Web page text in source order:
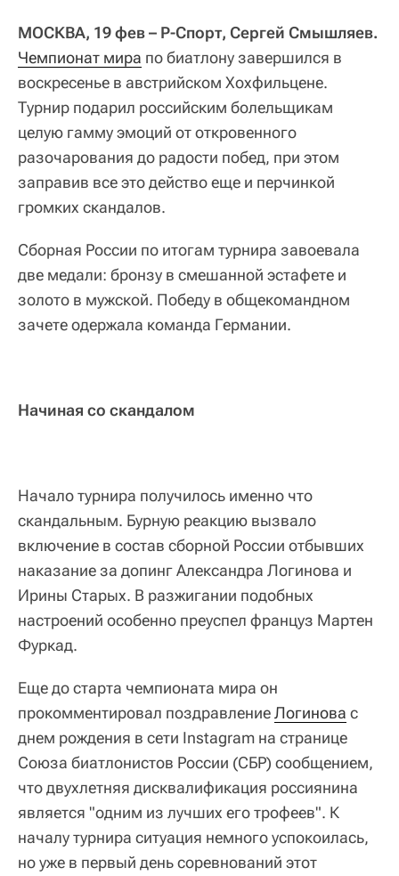
МОСКВА, 19 фев – Р-Спорт, Сергей Смышляев.
Чемпионат мира по биатлону завершился в
воскресенье в австрийском Хохфильцене.
Турнир подарил российским болельщикам
целую гамму эмоций от откровенного
разочарования до радости побед, при этом
заправив все это действо еще и перчинкой
громких скандалов.
Сборная России по итогам турнира завоевала
две медали: бронзу в смешанной эстафете и
золото в мужской. Победу в общекомандном
зачете одержала команда Германии.
Начиная со скандалом
Начало турнира получилось именно что
скандальным. Бурную реакцию вызвало
включение в состав сборной России отбывших
наказание за допинг Александра Логинова и
Ирины Старых. В разжигании подобных
настроений особенно преуспел француз Мартен
Фуркад.
Еще до старта чемпионата мира он
прокомментировал поздравлениеЛогинова с
днем рождения в сети Instagram на странице
Союза биатлонистов России (СБР) сообщением,
что двухлетняя дисквалификация россиянина
является "одним из лучших его трофеев". К
началу турнира ситуация немного успокоилась,
но уже в первый день соревнований этот